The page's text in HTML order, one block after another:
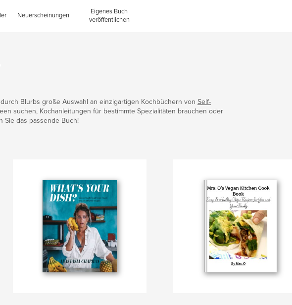
Neuerscheinungen
Eigenes Buch
veröffentlichen
Blurbs große Auswahl an einzigartigen Kochbüchern von Self-
suchen, Kochanleitungen für bestimmte Spezialitäten brauchen oder
Sie das passende Buch!